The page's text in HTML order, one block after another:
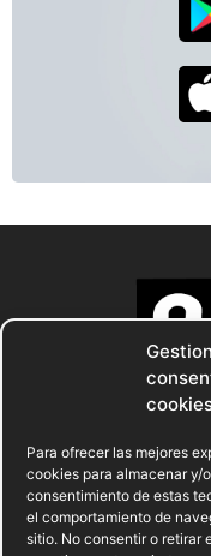
Para ofrecer las mejores
cookies para almacenar y/
consentimiento de estas
el comportamiento de
sitio. No consentir o retirar